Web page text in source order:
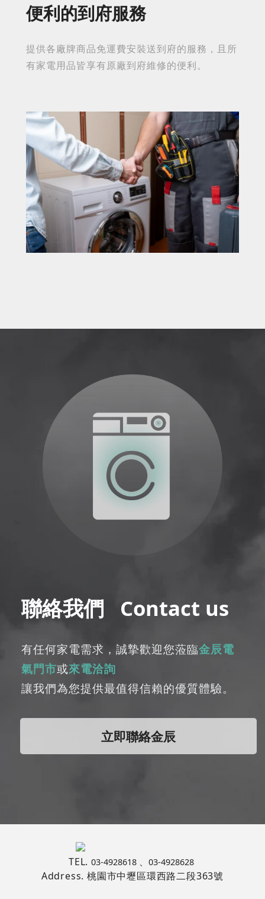
便利的到府服務
提供各廠牌商品免運費安裝送到府的服務，且所
有家電用品皆享有原廠到府維修的便利。
聯絡我們 Contact us
有任何家電需求，誠摯歡迎您蒞臨金辰電
氣門市或來電洽詢
讓我們為您提供最值得信賴的優質體驗。
立即聯絡金辰
TEL. 03-4928618 、 03-4928628
Address.桃園市中壢區環西路二段363號